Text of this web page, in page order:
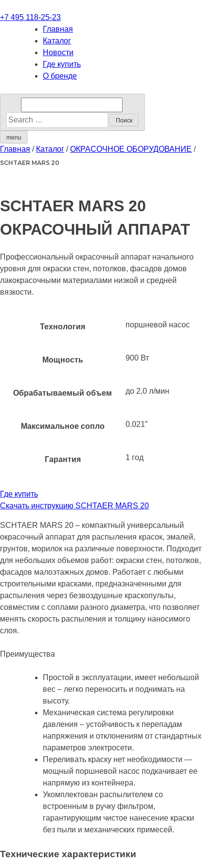
+7 495 118-25-23
Главная
Каталог
Новости
Где купить
О бренде
menu
Главная / Каталог /ОКРАСОЧНОЕ ОБОРУДОВАНИЕ /
SCHTAER MARS 20
SCHTAER MARS 20
ОКРАСОЧНЫЙ АППАРАТ
Профессиональный окрасочный аппарат начального
уровня для окраски стен, потолков, фасадов домов
лакокрасочными материалами низкой и средней
вязкости.
Технология поршневой насос
Мощность 900 Вт
Обрабатываемый объем до 2,0 л/мин
Максимальное сопло 0.021”
Гарантия 1 год
Где купить
Скачать инструкцию SCHTAER MARS 20
SCHTAER MARS 20 – компактный универсальный
окрасочный аппарат для распыления красок, эмалей,
грунтов, морилок на различные поверхности. Подходит
для небольших объемов работ: окраски стен, потолков,
фасадов малоэтажных домов. Работает с любыми
строительными красками, предназначенными для
распыления через безвоздушные краскопульты,
совместим с соплами разного диаметра, что позволяет
менять скорость распыления и толщину наносимого
слоя.
Преимущества
Простой в эксплуатации, имеет небольшой
вес – легко переносить и поднимать на
высоту.
Механическая система регулировки
давления – устойчивость к перепадам
напряжения и отклонениям от стандартных
параметров электросети.
Переливать краску нет необходимости —
мощный поршневой насос подкачивает ее
напрямую из контейнера.
Укомплектован распылителем со
встроенным в ручку фильтром,
гарантирующим чистое нанесение краски
без пыли и механических примесей.
Технические характеристики